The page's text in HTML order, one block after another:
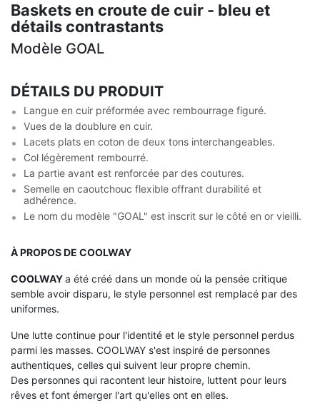
Baskets en croute de cuir - bleu et
détails contrastants
Modèle GOAL
DÉTAILS DU PRODUIT
Langue en cuir préformée avec rembourrage figuré.
Vues de la doublure en cuir.
Lacets plats en coton de deux tons interchangeables.
Col légèrement rembourré.
La partie avant est renforcée par des coutures.
Semelle en caoutchouc flexible offrant durabilité et
adhérence.
Le nom du modèle "GOAL" est inscrit sur le côté en or vieilli.
À PROPOS DE COOLWAY
COOLWAYa été créé dans un monde où la pensée critique
semble avoir disparu, le style personnel est remplacé par des
uniformes.
Une lutte continue pour l'identité et le style personnel perdus
parmi les masses. COOLWAY s'est inspiré de personnes
authentiques, celles qui suivent leur propre chemin.
Des personnes qui racontent leur histoire, luttent pour leurs
rêves et font émerger l'art qu'elles ont en elles.